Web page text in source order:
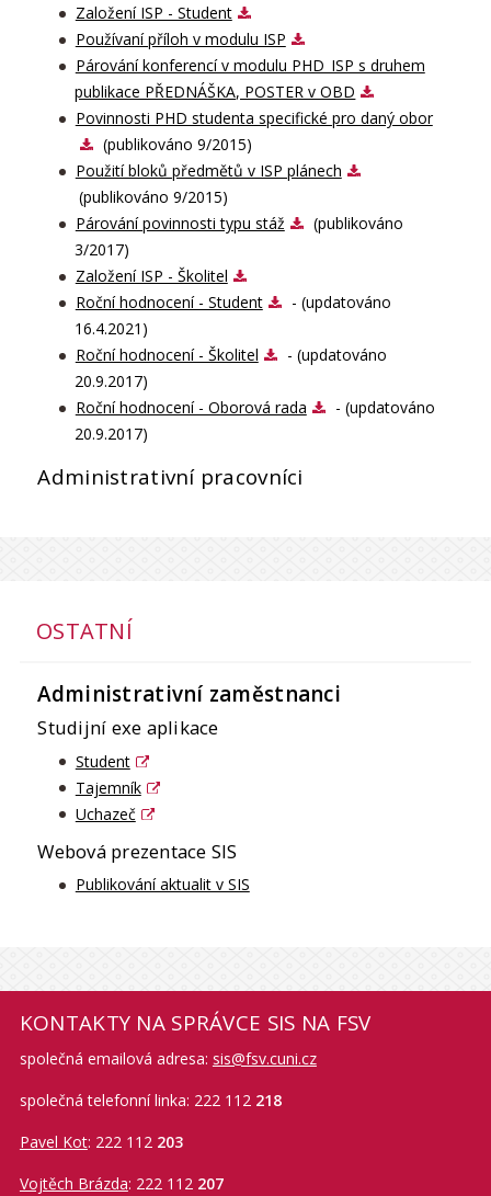
Založení ISP - Student
Používaní příloh v modulu ISP
Párování konferencí v modulu PHD_ISP s druhem
publikace PŘEDNÁŠKA, POSTER v OBD
Povinnosti PHD studenta specifické pro daný obor
(publikováno 9/2015)
Použití bloků předmětů v ISP plánech
(publikováno 9/2015)
Párování povinnosti typu stáž
(publikováno
3/2017)
Založení ISP - Školitel
Roční hodnocení - Student
- (updatováno
16.4.2021)
Roční hodnocení - Školitel
- (updatováno
20.9.2017)
Roční hodnocení - Oborová rada
- (updatováno
20.9.2017)
Administrativní pracovníci
OSTATNÍ
Administrativní zaměstnanci
Studijní exe aplikace
Student
Tajemník
Uchazeč
Webová prezentace SIS
Publikování aktualit v SIS
KONTAKTY NA SPRÁVCE SIS NA FSV
společná emailová adresa: sis@fsv.cuni.cz
společná telefonní linka: 222 112 218
Pavel Kot: 222 112 203
Vojtěch Brázda: 222 112 207